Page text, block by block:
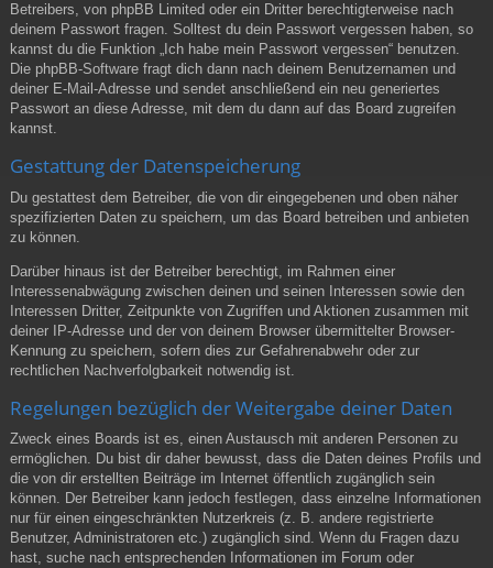
Betreibers, von phpBB Limited oder ein Dritter berechtigterweise nach
deinem Passwort fragen. Solltest du dein Passwort vergessen haben, so
kannst du die Funktion „Ich habe mein Passwort vergessen“ benutzen.
Die phpBB-Software fragt dich dann nach deinem Benutzernamen und
deiner E-Mail-Adresse und sendet anschließend ein neu generiertes
Passwort an diese Adresse, mit dem du dann auf das Board zugreifen
kannst.
Gestattung der Datenspeicherung
Du gestattest dem Betreiber, die von dir eingegebenen und oben näher
spezifizierten Daten zu speichern, um das Board betreiben und anbieten
zu können.
Darüber hinaus ist der Betreiber berechtigt, im Rahmen einer
Interessenabwägung zwischen deinen und seinen Interessen sowie den
Interessen Dritter, Zeitpunkte von Zugriffen und Aktionen zusammen mit
deiner IP-Adresse und der von deinem Browser übermittelter Browser-
Kennung zu speichern, sofern dies zur Gefahrenabwehr oder zur
rechtlichen Nachverfolgbarkeit notwendig ist.
Regelungen bezüglich der Weitergabe deiner Daten
Zweck eines Boards ist es, einen Austausch mit anderen Personen zu
ermöglichen. Du bist dir daher bewusst, dass die Daten deines Profils und
die von dir erstellten Beiträge im Internet öffentlich zugänglich sein
können. Der Betreiber kann jedoch festlegen, dass einzelne Informationen
nur für einen eingeschränkten Nutzerkreis (z. B. andere registrierte
Benutzer, Administratoren etc.) zugänglich sind. Wenn du Fragen dazu
hast, suche nach entsprechenden Informationen im Forum oder